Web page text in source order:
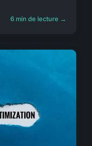
6 min de lecture →